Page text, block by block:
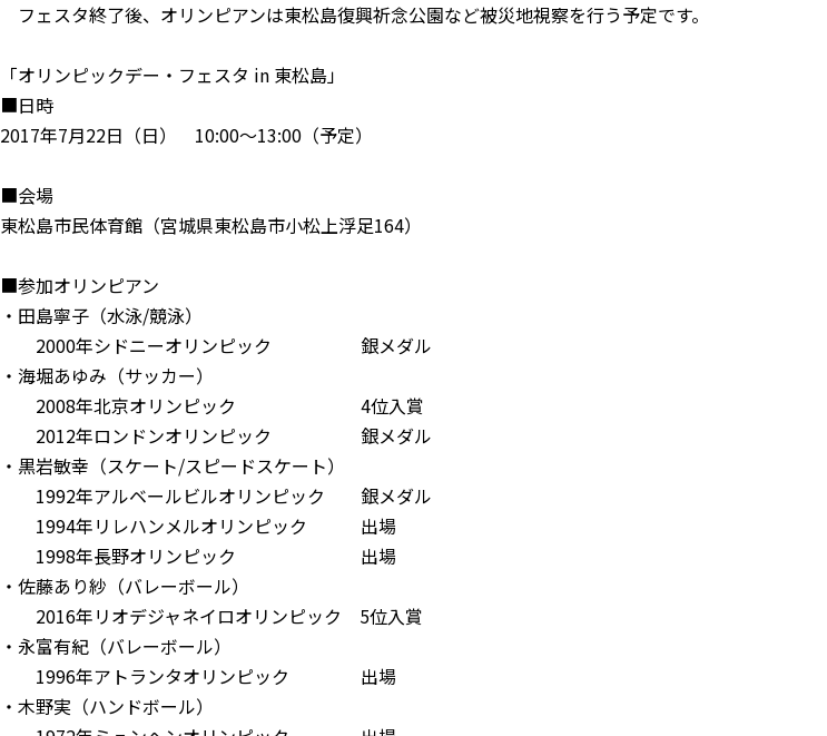
フェスタ終了後、オリンピアンは東松島復興祈念公園など被災地視察を行う予定です。
「オリンピックデー・フェスタ in 東松島」
■日時
2017年7月22日（日） 10:00〜13:00（予定）
■会場
東松島市民体育館（宮城県東松島市小松上浮足164）
■参加オリンピアン
・田島寧子（水泳/競泳）
2000年シドニーオリンピック 銀メダル
・海堀あゆみ（サッカー）
2008年北京オリンピック 4位入賞
2012年ロンドンオリンピック 銀メダル
・黒岩敏幸（スケート/スピードスケート）
1992年アルベールビルオリンピック 銀メダル
1994年リレハンメルオリンピック 出場
1998年長野オリンピック 出場
・佐藤あり紗（バレーボール）
2016年リオデジャネイロオリンピック 5位入賞
・永富有紀（バレーボール）
1996年アトランタオリンピック 出場
・木野実（ハンドボール）